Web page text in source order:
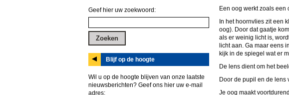
Geef hier uw zoekwoord:
Blijf op de hoogte
Wil u op de hoogte blijven van onze laatste
nieuwsberichten? Geef ons hier uw e-mail
adres:
Een oog werkt zoals een
In het hoornvlies zit een
oog). Door dat gaatje
als er weinig licht is,
licht aan. Ga maar eens
kijk in de spiegel wat er
De lens dient om het
Door de pupil en de lens
Je oog maakt